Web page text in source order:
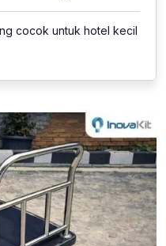
cocok untuk hotel kecil